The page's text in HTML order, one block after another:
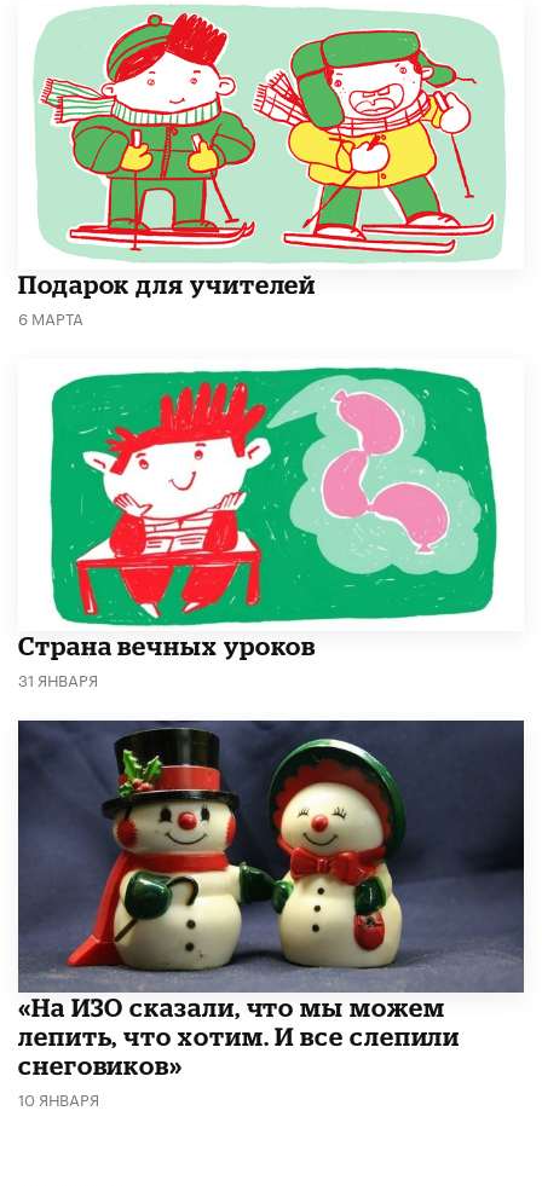
Подарок для учителей
6 МАРТА
Страна вечных уроков
31 ЯНВАРЯ
«На ИЗО сказали, что мы можем
лепить, что хотим. И все слепили
снеговиков»
10 ЯНВАРЯ